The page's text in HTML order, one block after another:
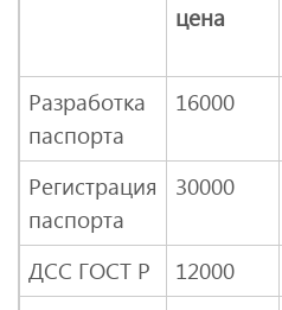
цена
Разработка
паспорта
16000
Регистрация
паспорта
30000
ДСС ГОСТ Р 12000